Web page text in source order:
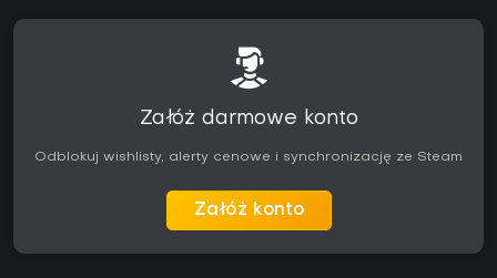
Załóż darmowe konto
Odblokuj wishlisty, alerty cenowe i synchronizację ze Steam
Załóż konto